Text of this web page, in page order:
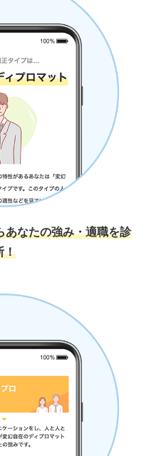
なたの強み・適職を診
！